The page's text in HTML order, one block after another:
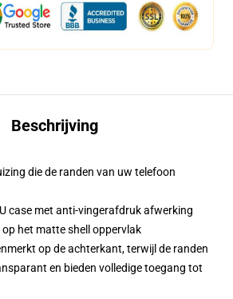
Beschrijving
die de randen van uw telefoon
case met anti-vingerafdruk afwerking
het matte shell oppervlak
op de achterkant, terwijl de randen
en bieden volledige toegang tot